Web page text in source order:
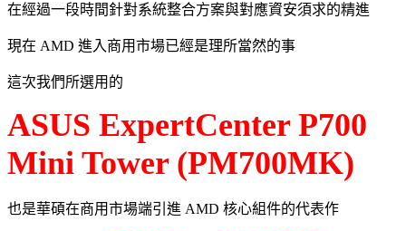
在經過一段時間針對系統整合方案與對應資安須求的精進
現在 AMD 進入商用市場已經是理所當然的事
這次我們所選用的
ASUS ExpertCenter P700
Mini Tower (PM700MK)
也是華碩在商用市場端引進 AMD 核心組件的代表作